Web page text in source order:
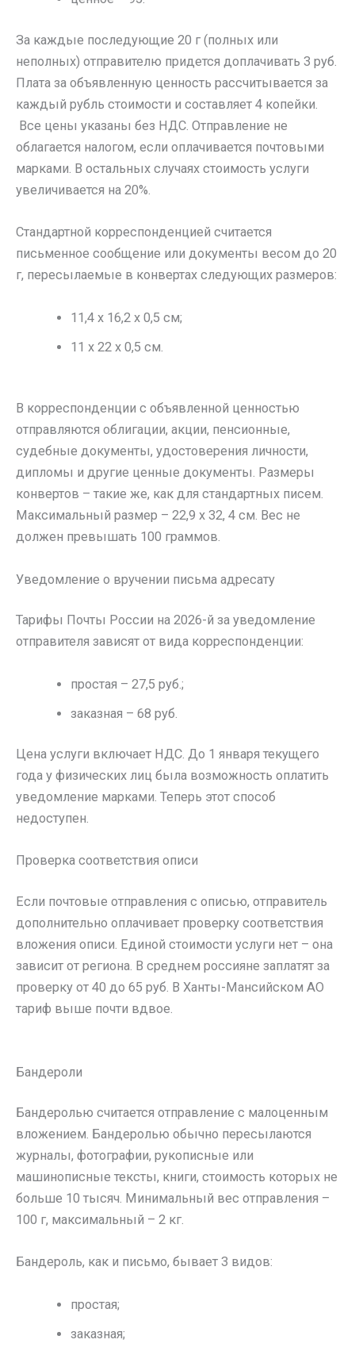
За каждые последующие 20 г (полных или
неполных) отправителю придется доплачивать 3 руб.
Плата за объявленную ценность рассчитывается за
каждый рубль стоимости и составляет 4 копейки.
Все цены указаны без НДС. Отправление не
облагается налогом, если оплачивается почтовыми
марками. В остальных случаях стоимость услуги
увеличивается на 20%.
Стандартной корреспонденцией считается
письменное сообщение или документы весом до 20
г, пересылаемые в конвертах следующих размеров:
11,4 х 16,2 х 0,5 см;
11 х 22 х 0,5 см.
В корреспонденции с объявленной ценностью
отправляются облигации, акции, пенсионные,
судебные документы, удостоверения личности,
дипломы и другие ценные документы. Размеры
конвертов – такие же, как для стандартных писем.
Максимальный размер – 22,9 х 32, 4 см. Вес не
должен превышать 100 граммов.
Уведомление о вручении письма адресату
Тарифы Почты России на 2026-й за уведомление
отправителя зависят от вида корреспонденции:
простая – 27,5 руб.;
заказная – 68 руб.
Цена услуги включает НДС. До 1 января текущего
года у физических лиц была возможность оплатить
уведомление марками. Теперь этот способ
недоступен.
Проверка соответствия описи
Если почтовые отправления с описью, отправитель
дополнительно оплачивает проверку соответствия
вложения описи. Единой стоимости услуги нет – она
зависит от региона. В среднем россияне заплатят за
проверку от 40 до 65 руб. В Ханты-Мансийском АО
тариф выше почти вдвое.
Бандероли
Бандеролью считается отправление с малоценным
вложением. Бандеролью обычно пересылаются
журналы, фотографии, рукописные или
машинописные тексты, книги, стоимость которых не
больше 10 тысяч. Минимальный вес отправления –
100 г, максимальный – 2 кг.
Бандероль, как и письмо, бывает 3 видов:
простая;
заказная;